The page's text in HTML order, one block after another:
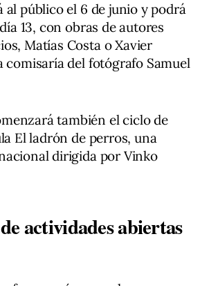
al público el 6 de junio y podrá
13, con obras de autores
Matías Costa o Xavier
comisaría del fotógrafo Samuel
también el ciclo de
El ladrón de perros, una
dirigida por Vinko
actividades abiertas